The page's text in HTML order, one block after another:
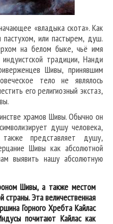
«владыка скота». Как
или пастырем, душ.
на белом быке, чьё имя
традиции, Нанди
Шивы, принявшим
тело не являлось
его религиозный экстаз,
храмов Шивы. Обычно он
душу человека,
представляет душу,
Шивы как абсолютной
выявить нашу абсолютную
Шивы, а также местом
страны. Эта величественная
Горного Хребта Кайлас
почитают Кайлас как